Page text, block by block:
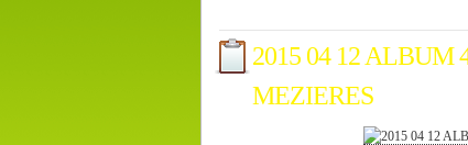
2015 04 12
MEZIERES